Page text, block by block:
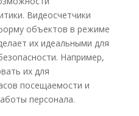
Видеосчетчики
объектов в режиме
их идеальными для
Например,
их для
посещаемости и
персонала.